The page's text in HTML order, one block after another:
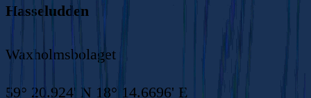
Hasseludden
Waxholmsbolaget
59° 20.924' N 18° 14.6696' E